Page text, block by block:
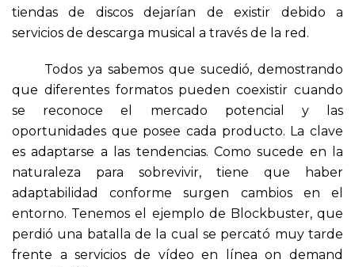
tiendas de discos dejarían de existir debido a
servicios de descarga musical a través de la red.
Todos ya sabemos que sucedió, demostrando
que diferentes formatos pueden coexistir cuando
se reconoce el mercado potencial y las
oportunidades que posee cada producto. La clave
es adaptarse a las tendencias. Como sucede en la
naturaleza para sobrevivir, tiene que haber
adaptabilidad conforme surgen cambios en el
entorno. Tenemos el ejemplo de Blockbuster, que
perdió una batalla de la cual se percató muy tarde
frente a servicios de vídeo en línea on demand